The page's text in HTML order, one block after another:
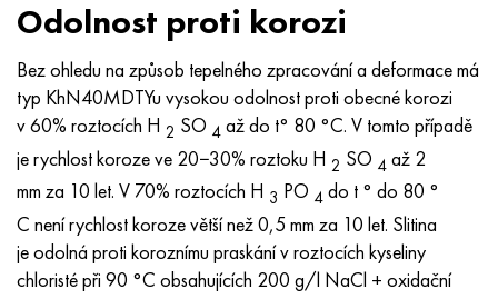
Odolnost proti korozi
Bez ohledu na způsob tepelného zpracování a deformace má
typ KhN40MDTYu vysokou odolnost proti obecné korozi
v 60% roztocích H 2 SO 4 až do t° 80 °C. V tomto případě
je rychlost koroze ve 20−30% roztoku H 2 SO 4 až 2
mm za 10 let. V 70% roztocích H 3 PO 4 do t ° do 80 °
C není rychlost koroze větší než 0,5 mm za 10 let. Slitina
je odolná proti koroznímu praskání v roztocích kyseliny
chloristé při 90 °C obsahujících 200 g/l NaCl + oxidační